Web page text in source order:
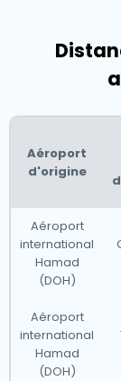
Aéroport
d'origine
Aéroport
international
Hamad
(DOH)
Aéroport
international
Hamad
(DOH)